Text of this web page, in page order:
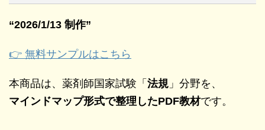
“2026/1/13 制作”
👉 無料サンプルはこちら
本商品は、薬剤師国家試験「 法規 」分野を、
マインドマップ形式で整理したPDF教材です。